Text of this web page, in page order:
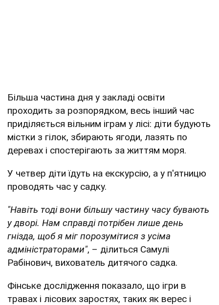
Більша частина дня у закладі освіти
проходить за розпорядком, весь інший час
приділяється вільним іграм у лісі: діти будують
містки з гілок, збирають ягоди, лазять по
деревах і спостерігають за життям моря.
У четвер діти їдуть на екскурсію, а у п'ятницю
проводять час у садку.
"Навіть тоді вони більшу частину часу бувають
у дворі. Нам справді потрібен лише день
гнізда, щоб я міг порозумітися з усіма
адміністраторами", – ділиться Самулі
Рабінович, вихователь дитячого садка.
Фінське дослідження показало, що ігри в
травах і лісових заростях, таких як верес і